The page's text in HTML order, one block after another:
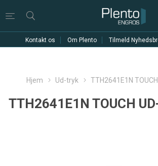
Kontakt os Om Plento Tilmeld
Hjem Ud-tryk TTH2641E1N
TTH2641E1N TOUCH